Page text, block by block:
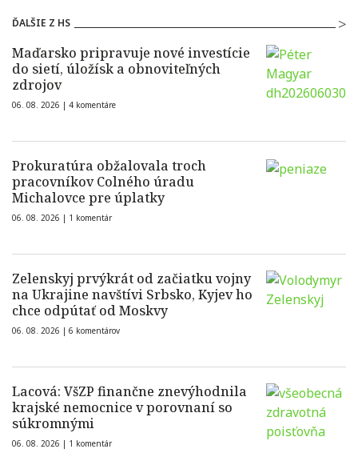
ĎALŠIE Z HS
Maďarsko pripravuje nové investície
do sietí, úložísk a obnoviteľných
zdrojov
06. 08. 2026 | 4 komentáre
Prokuratúra obžalovala troch
pracovníkov Colného úradu
Michalovce pre úplatky
06. 08. 2026 | 1 komentár
Zelenskyj prvýkrát od začiatku vojny
na Ukrajine navštívi Srbsko, Kyjev ho
chce odpútať od Moskvy
06. 08. 2026 | 6 komentárov
Lacová: VšZP finančne znevýhodnila
krajské nemocnice v porovnaní so
súkromnými
06. 08. 2026 | 1 komentár